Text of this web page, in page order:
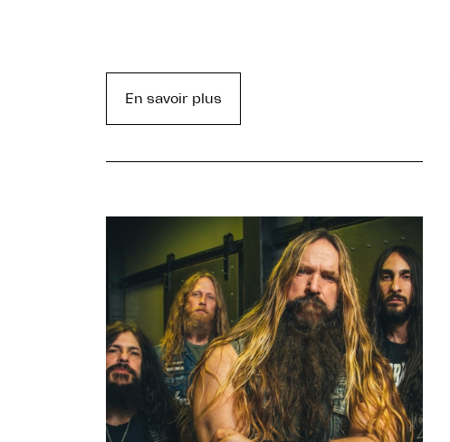
En savoir plus